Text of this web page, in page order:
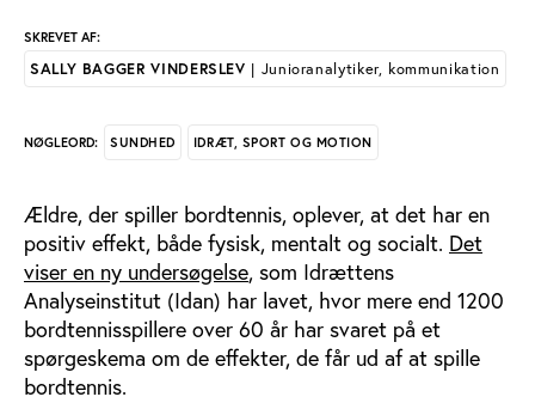
SKREVET AF:
SALLY BAGGER VINDERSLEV | Junioranalytiker, kommunikation
NØGLEORD: SUNDHED IDRÆT, SPORT OG MOTION
Ældre, der spiller bordtennis, oplever, at det har en
positiv effekt, både fysisk, mentalt og socialt. Det
viser en ny undersøgelse, som Idrættens
Analyseinstitut (Idan) har lavet, hvor mere end 1200
bordtennisspillere over 60 år har svaret på et
spørgeskema om de effekter, de får ud af at spille
bordtennis.